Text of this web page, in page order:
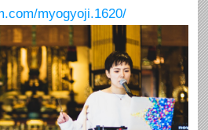
myogyoji.1620/